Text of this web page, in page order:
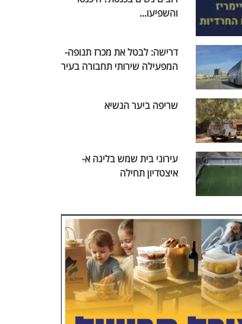
והשפיעו...
דרישה: לבטל את מכרז תנופה-
המפעילה שירותי תחבורה בעיר
שריפה ביער הנשיא
עירוני בית שמש בליגה א-
איצטדיון תחילה